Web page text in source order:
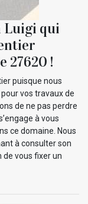
Luigi qui
27620 !
puisque nous
vos travaux de
de ne pas perdre
à vous
ce domaine. Nous
à consulter son
vous fixer un